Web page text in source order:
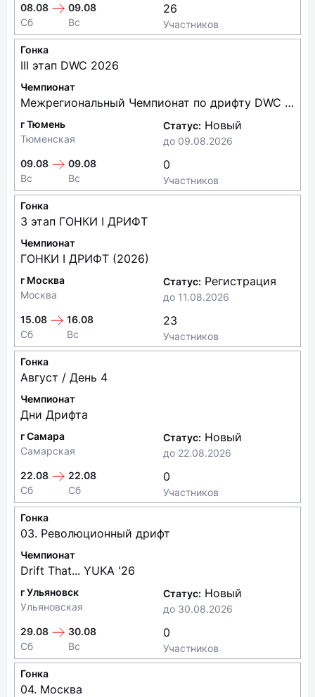
08.08
Сб
09.08
Вс
26
Участников
Гонка
III этап DWC 2026
Чемпионат
Межрегиональный Чемпионат по дрифту DWC 2026
г Тюмень
Тюменская
Статус: Новый
до 09.08.2026
09.08
Вс
09.08
Вс
0
Участников
Гонка
3 этап ГОНКИ I ДРИФТ
Чемпионат
ГОНКИ I ДРИФТ (2026)
г Москва
Москва
Статус: Регистрация
до 11.08.2026
15.08
Сб
16.08
Вс
23
Участников
Гонка
Август / День 4
Чемпионат
Дни Дрифта
г Самара
Самарская
Статус: Новый
до 22.08.2026
22.08
Сб
22.08
Сб
0
Участников
Гонка
03. Революционный дрифт
Чемпионат
Drift That... YUKA '26
г Ульяновск
Ульяновская
Статус: Новый
до 30.08.2026
29.08
Сб
30.08
Вс
0
Участников
Гонка
04. Москва